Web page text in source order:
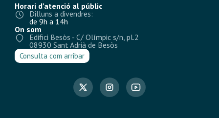
Horari d’atenció al públic
Dilluns a divendres:
de 9h a 14h
On som
Edifici Besòs - C/ Olímpic s/n, pl.2
08930 Sant Adrià de Besòs
Consulta com arribar